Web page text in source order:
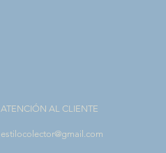
ATENCIÓN AL CLIENTE
estilocolector@gmail.com